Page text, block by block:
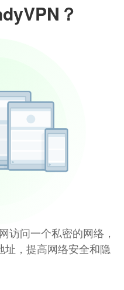
？
访问一个私密的网络，
址，提高网络安全和隐